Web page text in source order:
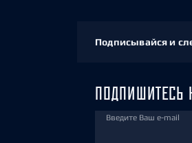
Подписывайся и
ПОДПИШИТЕСЬ
Введите Ваш e-mail